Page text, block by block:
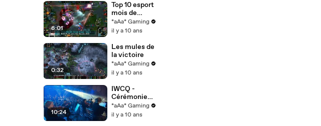
6:01
Top 10 esport
mois de
septembre
*aAa* Gaming
il y a 10 ans
0:32
Les mules de
la victoire
*aAa* Gaming
il y a 10 ans
10:24
IWCQ -
Cérémonie
d'ouverture
*aAa* Gaming
il y a 10 ans